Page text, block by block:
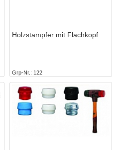
Holzstampfer mit Flachkopf
Grp-Nr. 122